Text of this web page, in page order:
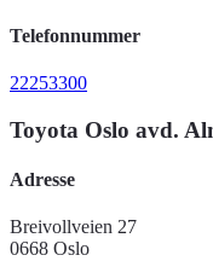
Telefonnummer
22253300
Toyota Oslo avd.
Adresse
Breivollveien 27
0668 Oslo